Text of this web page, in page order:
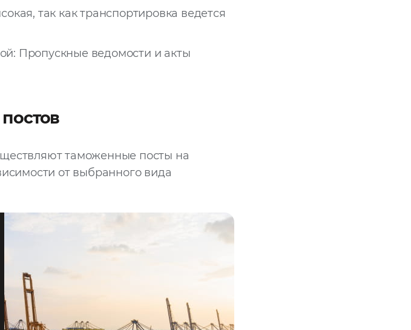
так как транспортировка ведется
Пропускные ведомости и акты
таможенные посты на
от выбранного вида